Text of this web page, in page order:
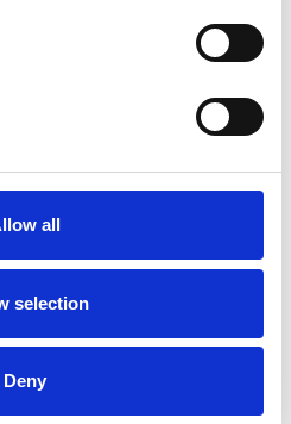
all
selection
Deny
ASC Premium est très robuste,
marches sont cousues,
profil. L'escabeau ASC est
optimales.